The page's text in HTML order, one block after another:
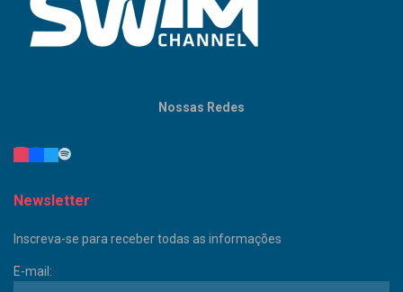
Nossas Redes
Newsletter
Inscreva-se para receber todas as informações
E-mail: